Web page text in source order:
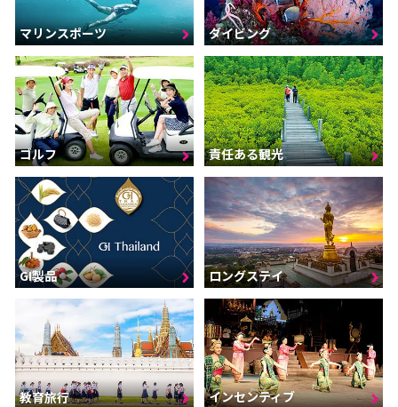
マリンスポーツ ダイビング
ゴルフ 責任ある観光
GI製品 ロングステイ
教育旅行 インセンティブ